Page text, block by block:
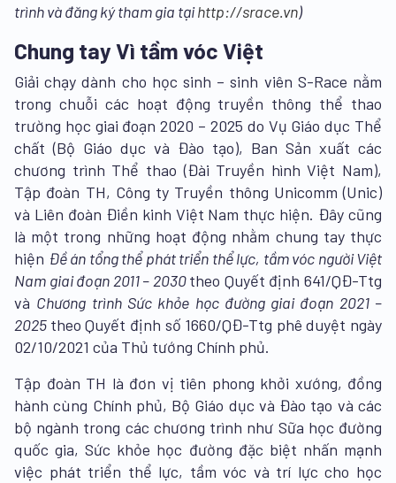
trình và đăng ký tham gia tạihttp://srace.vn)
Chung tay Vì tầm vóc Việt
Giải chạy dành cho học sinh – sinh viên S-Race nằm
trong chuỗi các hoạt động truyền thông thể thao
trường học giai đoạn 2020 – 2025 do Vụ Giáo dục Thể
chất (Bộ Giáo dục và Đào tạo), Ban Sản xuất các
chương trình Thể thao (Đài Truyền hình Việt Nam),
Tập đoàn TH, Công ty Truyền thông Unicomm (Unic)
và Liên đoàn Điền kinh Việt Nam thực hiện. Đây cũng
là một trong những hoạt động nhằm chung tay thực
hiện Đề án tổng thể phát triển thể lực, tầm vóc người Việt
Nam giai đoạn 2011 – 2030theo Quyết định 641/QĐ-Ttg
và Chương trình Sức khỏe học đường giai đoạn 2021 –
2025 theo Quyết định số 1660/QĐ-Ttg phê duyệt ngày
02/10/2021 của Thủ tướng Chính phủ.
Tập đoàn TH là đơn vị tiên phong khởi xướng, đồng
hành cùng Chính phủ, Bộ Giáo dục và Đào tạo và các
bộ ngành trong các chương trình như Sữa học đường
quốc gia, Sức khỏe học đường đặc biệt nhấn mạnh
việc phát triển thể lực, tầm vóc và trí lực cho học